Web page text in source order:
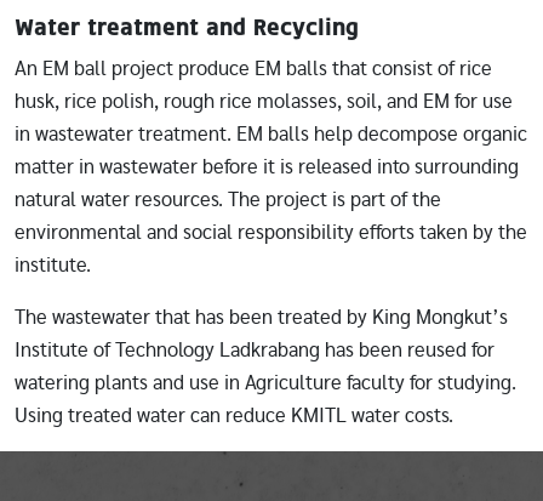
Water treatment and Recycling
An EM ball project produce EM balls that consist of rice
husk, rice polish, rough rice molasses, soil, and EM for use
in wastewater treatment. EM balls help decompose organic
matter in wastewater before it is released into surrounding
natural water resources. The project is part of the
environmental and social responsibility efforts taken by the
institute.
The wastewater that has been treated by King Mongkut’s
Institute of Technology Ladkrabang has been reused for
watering plants and use in Agriculture faculty for studying.
Using treated water can reduce KMITL water costs.